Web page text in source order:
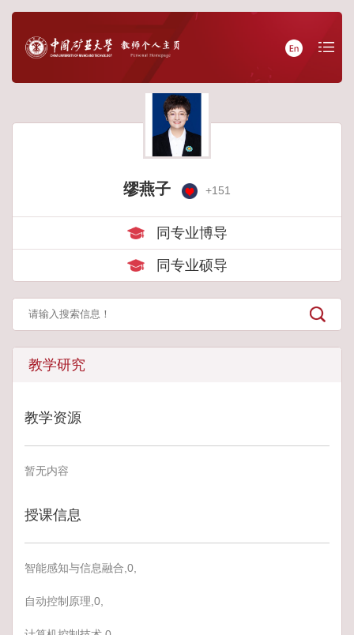
缪燕子 +151
同专业博导
同专业硕导
教学研究
教学资源
暂无内容
授课信息
智能感知与信息融合,0,
自动控制原理,0,